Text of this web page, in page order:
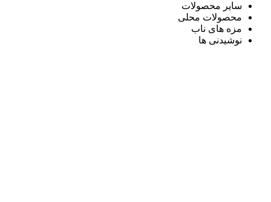
سایر محصولات
محصولات محلی
مزه های ناب
نوشیدنی ها